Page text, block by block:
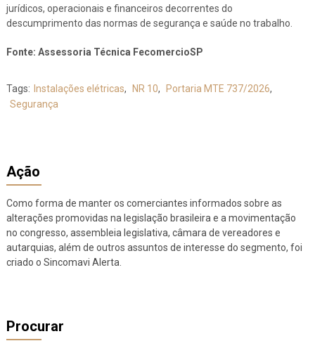
jurídicos, operacionais e financeiros decorrentes do
descumprimento das normas de segurança e saúde no trabalho.
Fonte: Assessoria Técnica FecomercioSP
Tags: Instalações elétricas, NR 10, Portaria MTE 737/2026,
Segurança
Ação
Como forma de manter os comerciantes informados sobre as
alterações promovidas na legislação brasileira e a movimentação
no congresso, assembleia legislativa, câmara de vereadores e
autarquias, além de outros assuntos de interesse do segmento, foi
criado o Sincomavi Alerta.
Procurar